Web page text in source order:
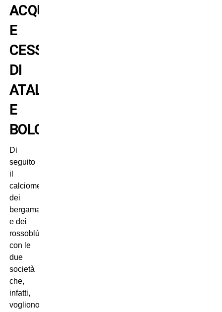
ACQUISTI
E
CESSIONI
DI
ATALANTA
E
BOLOGNA
Di
seguito
il
calciomercato
dei
bergamaschi
e dei
rossoblù,
con le
due
società
che,
infatti,
vogliono